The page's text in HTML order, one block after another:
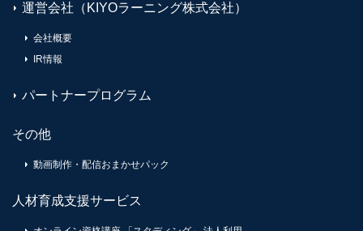
運営会社（KIYOラーニング株式会社）
会社概要
IR情報
パートナープログラム
その他
動画制作・配信おまかせパック
人材育成支援サービス